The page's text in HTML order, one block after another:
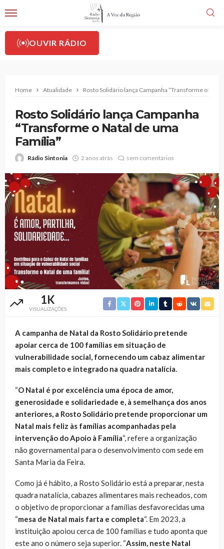
OUVIR RÁDIO
Home Atualidade Rosto Solidário lança Campanha “Transforme o
Rosto Solidário lança Campanha
“Transforme o Natal de uma
Família”
Rádio Sintonia 2 anos atrás sem comentários
1K
VISUALIZAÇÕES
A campanha de Natal da Rosto Solidário pretende
apoiar cerca de 100 famílias em situação de
vulnerabilidade social, fornecendo um cabaz alimentar
mais completo e integrado na quadra natalícia.
“O Natal é por excelência uma época de amor,
generosidade e solidariedade e, à semelhança dos anos
anteriores, a Rosto Solidário pretende proporcionar um
Natal mais feliz às famílias acompanhadas pela
intervenção do Apoio à Família“, refere a organização
não governamental para o desenvolvimento com sede em
Santa Maria da Feira.
Como já é hábito, a Rosto Solidário está a preparar, nesta
quadra natalícia, cabazes alimentares mais recheados, com
o objetivo de proporcionar a famílias desfavorecidas uma
“mesa de Natal mais farta e completa“. Em 2023, a
instituição apoiou cerca de 100 famílias e tudo aponta que
este ano o número seja superior. “Assim, neste Natal